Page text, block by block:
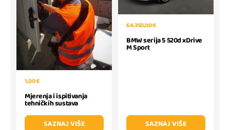
1,00 €
Mjerenja i ispitivanja
tehničkih sustava
SAZNAJ VIŠE
64.350,00 €
BMW serija 5 520d xDrive
M Sport
SAZNAJ VIŠE